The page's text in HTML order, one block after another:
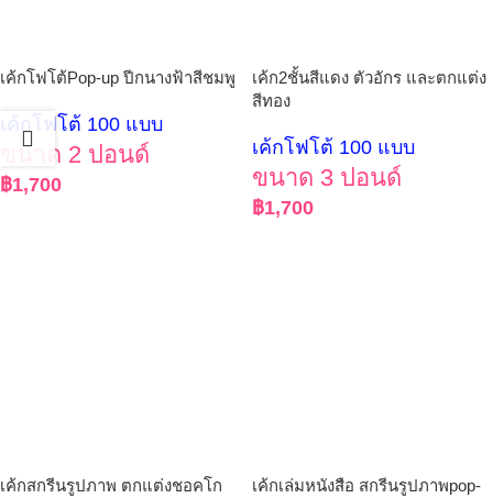
เค้กโฟโต้Pop-up ปีกนางฟ้าสีชมพู
เค้กโฟโต้ 100 แบบ
ขนาด 2 ปอนด์
฿1,700
เค้ก2ชั้นสีแดง ตัวอักร และตกแต่ง
สีทอง
เค้กโฟโต้ 100 แบบ
ขนาด 3 ปอนด์
฿1,700
เค้กสกรีนรูปภาพ ตกแต่งชอคโก
เค้กเล่มหนังสือ สกรีนรูปภาพpop-